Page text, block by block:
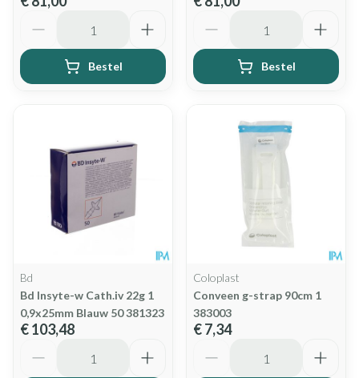
Bestel Bestel
Bd
Bd Insyte-w Cath.iv 22g 1
0,9x25mm Blauw 50 381323
€ 103,48
Coloplast
Conveen g-strap 90cm 1
383003
€ 7,34